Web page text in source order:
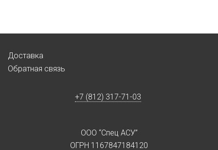
Доставка
Обратная связь
+7 (812) 317-71-03
ООО “Спец АСУ”
ОГРН 1167847184120